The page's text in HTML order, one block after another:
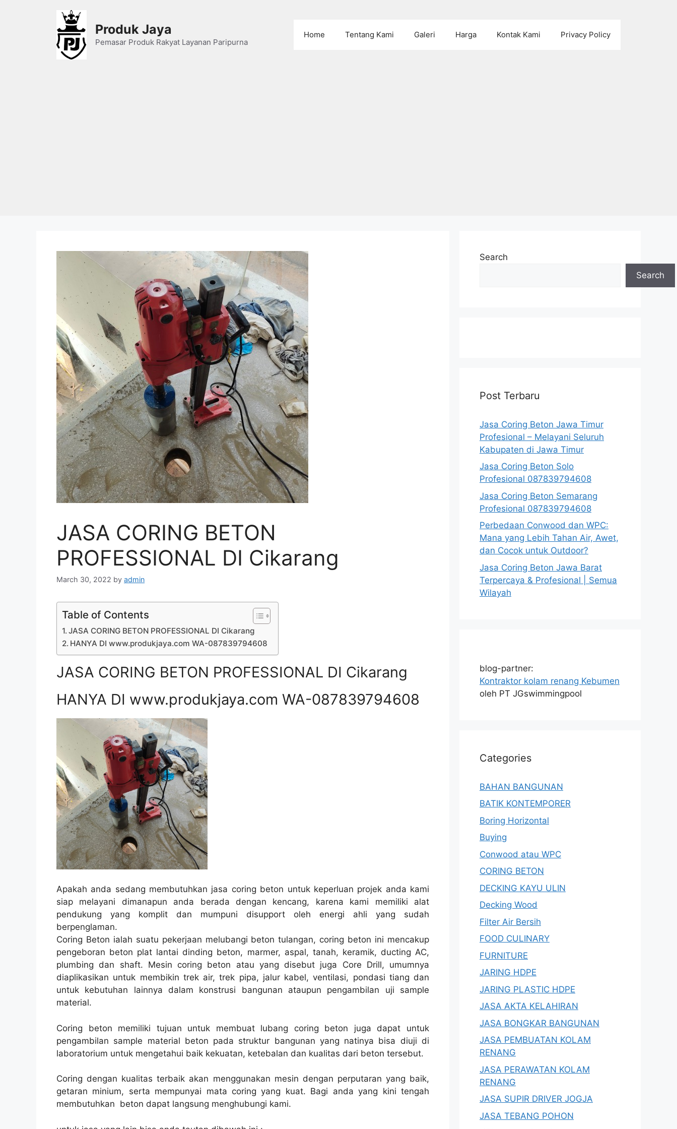
Produk Jaya
Pemasar Produk Rakyat Layanan Paripurna
Home Tentang Kami Galeri Harga Kontak Kami Privacy Policy
JASA CORING BETON
PROFESSIONAL DI Cikarang
March 30, 2022 by admin
Table of Contents
JASA CORING BETON PROFESSIONAL DI Cikarang
HANYA DI www.produkjaya.com WA-087839794608
JASA CORING BETON PROFESSIONAL DI Cikarang
HANYA DI www.produkjaya.com WA-087839794608
Apakah anda sedang membutuhkan jasa coring beton untuk keperluan projek anda kami
siap melayani dimanapun anda berada dengan kencang, karena kami memiliki alat
pendukung yang komplit dan mumpuni disupport oleh energi ahli yang sudah
berpenglaman.
Coring Beton ialah suatu pekerjaan melubangi beton tulangan, coring beton ini mencakup
pengeboran beton plat lantai dinding beton, marmer, aspal, tanah, keramik, ducting AC,
plumbing dan shaft. Mesin coring beton atau yang disebut juga Core Drill, umumnya
diaplikasikan untuk membikin trek air, trek pipa, jalur kabel, ventilasi, pondasi tiang dan
untuk kebutuhan lainnya dalam konstrusi bangunan ataupun pengambilan uji sample
material.
Coring beton memiliki tujuan untuk membuat lubang coring beton juga dapat untuk
pengambilan sample material beton pada struktur bangunan yang natinya bisa diuji di
laboratorium untuk mengetahui baik kekuatan, ketebalan dan kualitas dari beton tersebut.
Coring dengan kualitas terbaik akan menggunakan mesin dengan perputaran yang baik,
getaran minium, serta mempunyai mata coring yang kuat. Bagi anda yang kini tengah
membutuhkan beton dapat langsung menghubungi kami.
Search
Search
Post Terbaru
Jasa Coring Beton Jawa Timur
Profesional – Melayani Seluruh
Kabupaten di Jawa Timur
Jasa Coring Beton Solo
Profesional 087839794608
Jasa Coring Beton Semarang
Profesional 087839794608
Perbedaan Conwood dan WPC:
Mana yang Lebih Tahan Air, Awet,
dan Cocok untuk Outdoor?
Jasa Coring Beton Jawa Barat
Terpercaya & Profesional | Semua
Wilayah
blog-partner:
Kontraktor kolam renang Kebumen
oleh PT JGswimmingpool
Categories
BAHAN BANGUNAN
BATIK KONTEMPORER
Boring Horizontal
Buying
Conwood atau WPC
CORING BETON
DECKING KAYU ULIN
Decking Wood
Filter Air Bersih
FOOD CULINARY
FURNITURE
JARING HDPE
JARING PLASTIC HDPE
JASA AKTA KELAHIRAN
JASA BONGKAR BANGUNAN
JASA PEMBUATAN KOLAM
RENANG
JASA PERAWATAN KOLAM
RENANG
JASA SUPIR DRIVER JOGJA
JASA TEBANG POHON